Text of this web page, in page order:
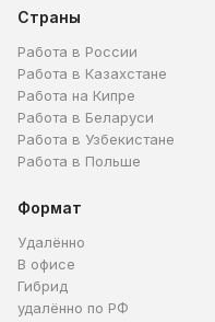
Страны
Работа в России
Работа в Казахстане
Работа на Кипре
Работа в Беларуси
Работа в Узбекистане
Работа в Польше
Формат
Удалённо
В офисе
Гибрид
удалённо по РФ